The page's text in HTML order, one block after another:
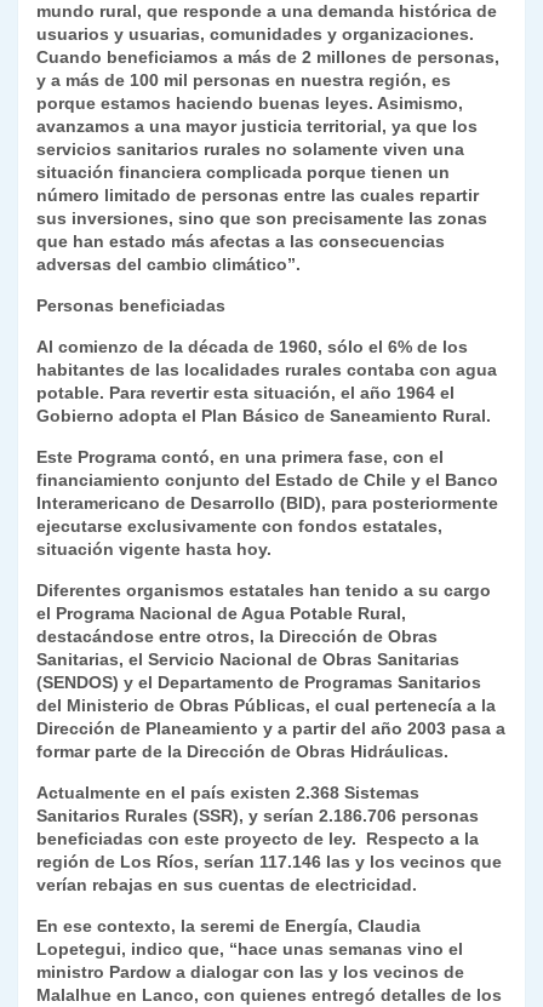
mundo rural, que responde a una demanda histórica de
usuarios y usuarias, comunidades y organizaciones.
Cuando beneficiamos a más de 2 millones de personas,
y a más de 100 mil personas en nuestra región, es
porque estamos haciendo buenas leyes. Asimismo,
avanzamos a una mayor justicia territorial, ya que los
servicios sanitarios rurales no solamente viven una
situación financiera complicada porque tienen un
número limitado de personas entre las cuales repartir
sus inversiones, sino que son precisamente las zonas
que han estado más afectas a las consecuencias
adversas del cambio climático”.
Personas beneficiadas
Al comienzo de la década de 1960, sólo el 6% de los
habitantes de las localidades rurales contaba con agua
potable. Para revertir esta situación, el año 1964 el
Gobierno adopta el Plan Básico de Saneamiento Rural.
Este Programa contó, en una primera fase, con el
financiamiento conjunto del Estado de Chile y el Banco
Interamericano de Desarrollo (BID), para posteriormente
ejecutarse exclusivamente con fondos estatales,
situación vigente hasta hoy.
Diferentes organismos estatales han tenido a su cargo
el Programa Nacional de Agua Potable Rural,
destacándose entre otros, la Dirección de Obras
Sanitarias, el Servicio Nacional de Obras Sanitarias
(SENDOS) y el Departamento de Programas Sanitarios
del Ministerio de Obras Públicas, el cual pertenecía a la
Dirección de Planeamiento y a partir del año 2003 pasa a
formar parte de la Dirección de Obras Hidráulicas.
Actualmente en el país existen 2.368 Sistemas
Sanitarios Rurales (SSR), y serían 2.186.706 personas
beneficiadas con este proyecto de ley. Respecto a la
región de Los Ríos, serían 117.146 las y los vecinos que
verían rebajas en sus cuentas de electricidad.
En ese contexto, la seremi de Energía, Claudia
Lopetegui, indico que, “hace unas semanas vino el
ministro Pardow a dialogar con las y los vecinos de
Malalhue en Lanco, con quienes entregó detalles de los